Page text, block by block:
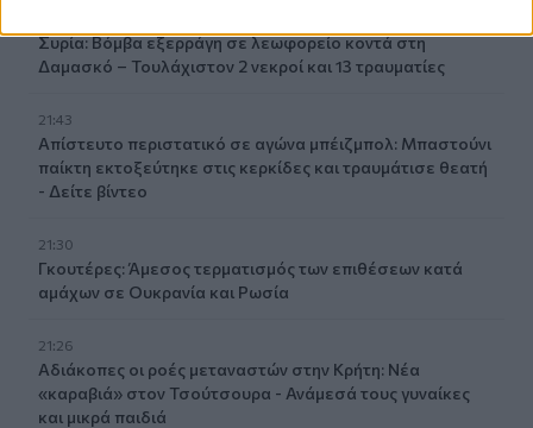
Συρία: Βόμβα εξερράγη σε λεωφορείο κοντά στη
Δαμασκό – Τουλάχιστον 2 νεκροί και 13 τραυματίες
21:43
Απίστευτο περιστατικό σε αγώνα μπέιζμπολ: Μπαστούνι
παίκτη εκτοξεύτηκε στις κερκίδες και τραυμάτισε θεατή
- Δείτε βίντεο
21:30
Γκουτέρες: Άμεσος τερματισμός των επιθέσεων κατά
αμάχων σε Ουκρανία και Ρωσία
21:26
Αδιάκοπες οι ροές μεταναστών στην Κρήτη: Νέα
«καραβιά» στον Τσούτσουρα - Ανάμεσά τους γυναίκες
και μικρά παιδιά